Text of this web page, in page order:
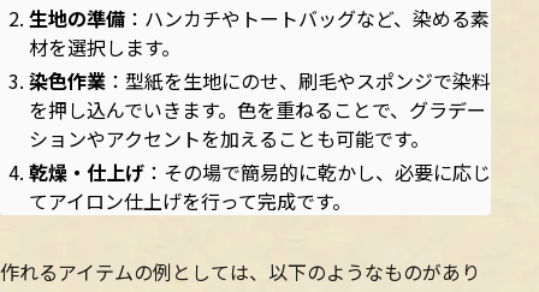
生地の準備 ：ハンカチやトートバッグなど、染める素
材を選択します。
染色作業 ：型紙を生地にのせ、刷毛やスポンジで染料
を押し込んでいきます。色を重ねることで、グラデー
ションやアクセントを加えることも可能です。
乾燥・仕上げ ：その場で簡易的に乾かし、必要に応じ
てアイロン仕上げを行って完成です。
作れるアイテムの例としては、以下のようなものがあり